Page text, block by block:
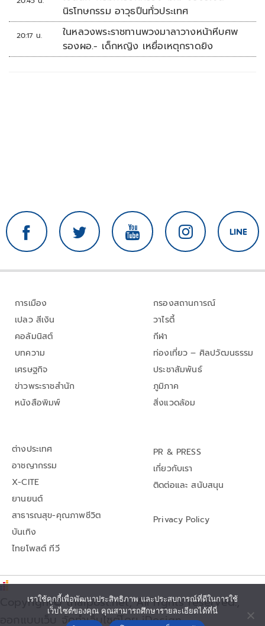
นิรโทษกรรม อาวุธปืนทั่วประเทศ
20:17 น.
ในหลวงพระราชทานพวงมาลาวางหน้าหีบศพ
รองผอ.- เด็กหญิง เหยื่อเหตุกราดยิง
การเมือง
เปลว สีเงิน
คอลัมนิสต์
บทความ
เศรษฐกิจ
ข่าวพระราชสำนัก
หนังสือพิมพ์
กรองสถานการณ์
วาไรตี้
กีฬา
ท่องเที่ยว – ศิลปวัฒนธรรม
ประชาสัมพันธ์
ภูมิภาค
สิ่งแวดล้อม
ต่างประเทศ
อาชญากรรม
X-CITE
ยานยนต์
สาธารณสุข-คุณภาพชีวิต
บันเทิง
ไทยโพสต์ ทีวี
PR & PRESS
เกี่ยวกับเรา
ติดต่อและ สนับสนุน
Privacy Policy
Copyright© thaipost.net, All rights reserved.,
ออกแบบเว็บ จัดทำเว็บไซต์โดย iDesign
เราใช้คุกกี้เพื่อพัฒนาประสิทธิภาพ และประสบการณ์ที่ดีในการใช้
เว็บไซต์ของคุณ คุณสามารถศึกษารายละเอียดได้ที่นี่